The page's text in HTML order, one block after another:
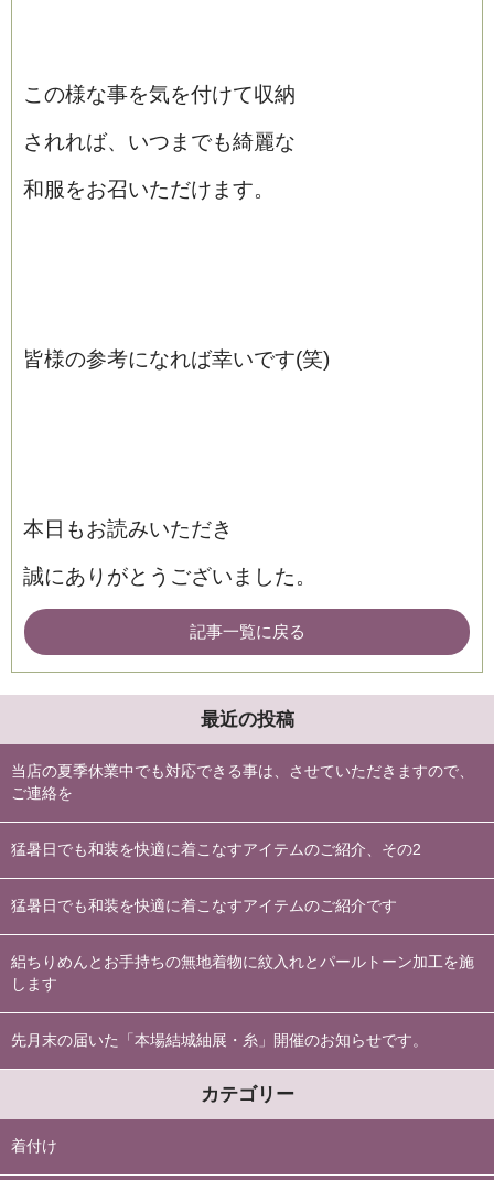
この様な事を気を付けて収納
されれば、いつまでも綺麗な
和服をお召いただけます。
皆様の参考になれば幸いです(笑)
本日もお読みいただき
誠にありがとうございました。
記事一覧に戻る
最近の投稿
当店の夏季休業中でも対応できる事は、させていただきますので、
ご連絡を
猛暑日でも和装を快適に着こなすアイテムのご紹介、その2
猛暑日でも和装を快適に着こなすアイテムのご紹介です
絽ちりめんとお手持ちの無地着物に紋入れとパールトーン加工を施
します
先月末の届いた「本場結城紬展・糸」開催のお知らせです。
カテゴリー
着付け